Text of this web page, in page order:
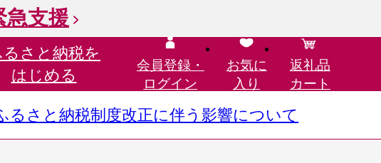
急支援
さと納税を
はじめる
会員登録・
ログイン
お気に
入り
返礼品
カート
るさと納税制度改正に伴う影響について